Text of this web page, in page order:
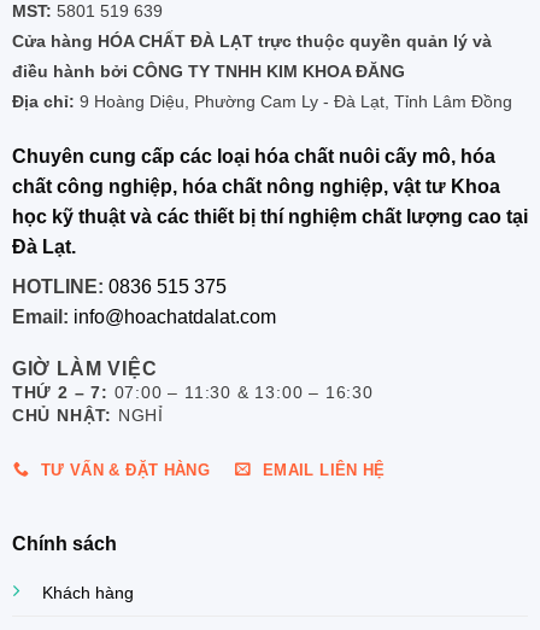
MST: 5801 519 639
Cửa hàng HÓA CHẤT ĐÀ LẠT trực thuộc quyền quản lý và
điều hành bởi CÔNG TY TNHH KIM KHOA ĐĂNG
Địa chỉ: 9 Hoàng Diệu, Phường Cam Ly - Đà Lạt, Tỉnh Lâm Đồng
Chuyên cung cấp các loại hóa chất nuôi cấy mô, hóa
chất công nghiệp, hóa chất nông nghiệp, vật tư Khoa
học kỹ thuật và các thiết bị thí nghiệm chất lượng cao tại
Đà Lạt.
HOTLINE: 0836 515 375
Email: info@hoachatdalat.com
GIỜ LÀM VIỆC
THỨ 2 – 7: 07:00 – 11:30 & 13:00 – 16:30
CHỦ NHẬT: NGHỈ
TƯ VẤN & ĐẶT HÀNG EMAIL LIÊN HỆ
Chính sách
Khách hàng